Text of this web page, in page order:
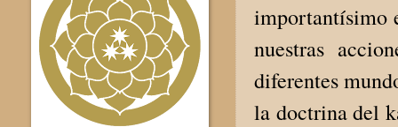
importantísimo
nuestras
diferentes
la doctrina del